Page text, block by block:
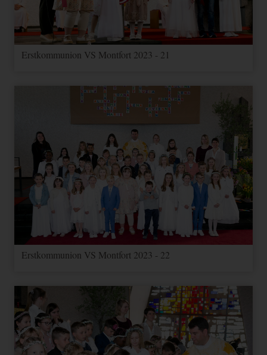
Erstkommunion VS Montfort 2023 - 21
Erstkommunion VS Montfort 2023 - 22